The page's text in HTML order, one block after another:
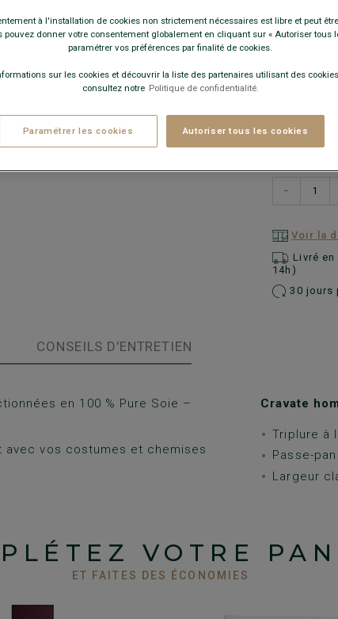
−
Voir la
Livré
14h)
30 jours
CONSEILS D'ENTRETIEN
en 100 % Pure Soie –
avec vos costumes et chemises
Cravate
Triplure à
Passe-
Largeur
VOTRE
ET FAITES DES ÉCONOMIES
à l'installation de cookies non strictement nécessaires est libre et peut
pouvez donner votre consentement globalement en cliquant sur « Autoriser tous
paramétrer vos préférences par finalité de cookies.
sur les cookies et découvrir la liste des partenaires utilisant des
consultez notre Politique de confidentialité.
Paramétrer les cookies Autoriser tous les cookies